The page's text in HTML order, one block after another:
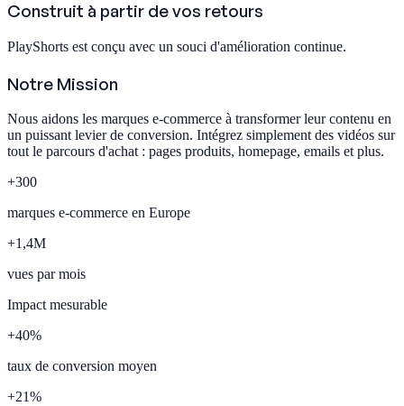
Construit à partir de vos retours
PlayShorts est conçu avec un souci d'amélioration continue.
Notre Mission
Nous aidons les marques e-commerce à transformer leur contenu en
un puissant levier de conversion. Intégrez simplement des vidéos sur
tout le parcours d'achat : pages produits, homepage, emails et plus.
+300
marques e-commerce en Europe
+1,4M
vues par mois
Impact mesurable
+40%
taux de conversion moyen
+21%